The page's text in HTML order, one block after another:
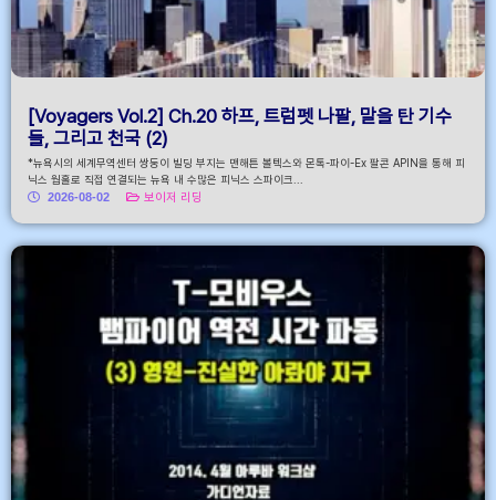
[Voyagers Vol.2] Ch.20 하프, 트럼펫 나팔, 말을 탄 기수
들, 그리고 천국 (2)
*뉴욕시의 세계무역센터 쌍둥이 빌딩 부지는 맨해튼 볼텍스와 몬톡-파이-Ex 팔콘 APIN을 통해 피
닉스 웜홀로 직접 연결되는 뉴욕 내 수많은 피닉스 스파이크...
2026-08-02
보이저 리딩